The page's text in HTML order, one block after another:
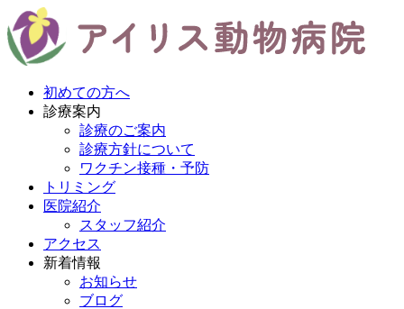
初めての方へ
診療案内
診療のご案内
診療方針について
ワクチン接種・予防
トリミング
医院紹介
スタッフ紹介
アクセス
新着情報
お知らせ
ブログ